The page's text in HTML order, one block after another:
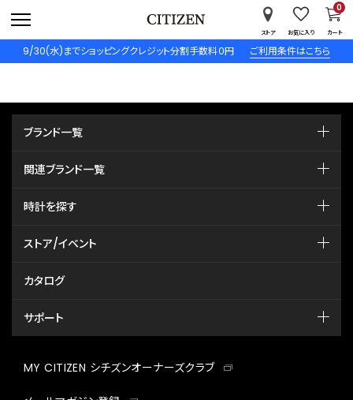
9/30(水)までショッピングクレジット分割手数料０円 ご利用条件はこちら
ストア お気に入り カート
0
ブランド一覧
関連ブランド一覧
時計を探す
ストア/イベント
カタログ
サポート
MY CITIZEN シチズンオーナーズクラブ